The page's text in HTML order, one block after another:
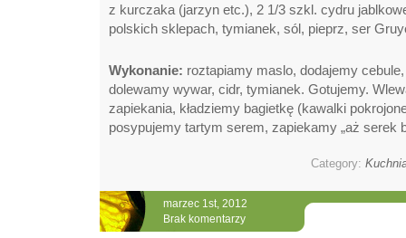
z kurczaka (jarzyn etc.), 2 1/3 szkl. cydru
polskich sklepach, tymianek, sól, pieprz, ser
Wykonanie: roztapiamy maslo, dodajemy
dolewamy wywar, cidr, tymianek. Gotujemy.
zapiekania, kładziemy bagietkę (kawalki
posypujemy tartym serem, zapiekamy „aż serek
Category:
marzec 1st, 2012
Brak komentarzy